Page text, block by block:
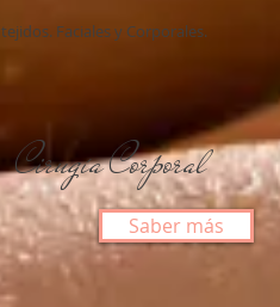
Faciales y Corporales.
Cirugía Corporal
Saber más